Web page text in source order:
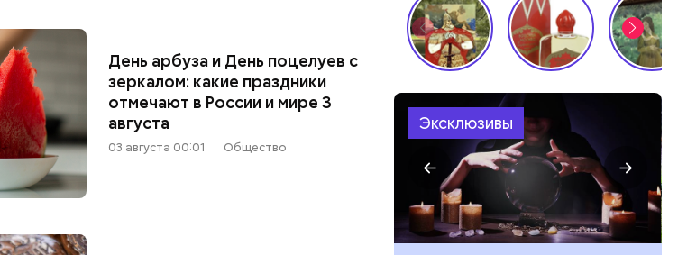
День арбуза и День поцелуев с
зеркалом: какие праздники
отмечают в России и мире 3
августа
03 августа 00:01 Общество
Эксклюзивы